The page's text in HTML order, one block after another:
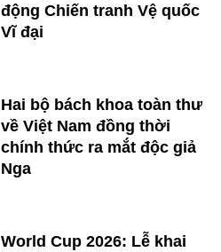
động Chiến tranh Vệ quốc
Vĩ đại
Hai bộ bách khoa toàn thư
về Việt Nam đồng thời
chính thức ra mắt độc giả
Nga
World Cup 2026: Lễ khai